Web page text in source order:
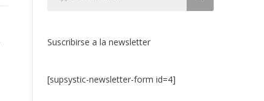
Suscribirse a la newsletter
[supsystic-newsletter-form id=4]